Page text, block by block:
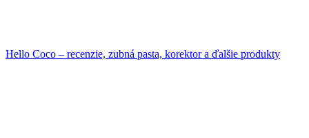
Hello Coco – recenzie, zubná pasta, korektor a ďalšie produkty